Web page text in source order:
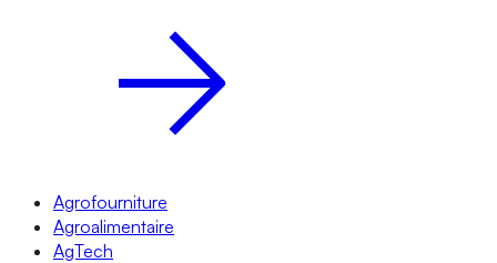
Agrofourniture
Agroalimentaire
AgTech